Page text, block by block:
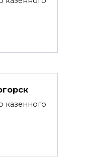
казенного